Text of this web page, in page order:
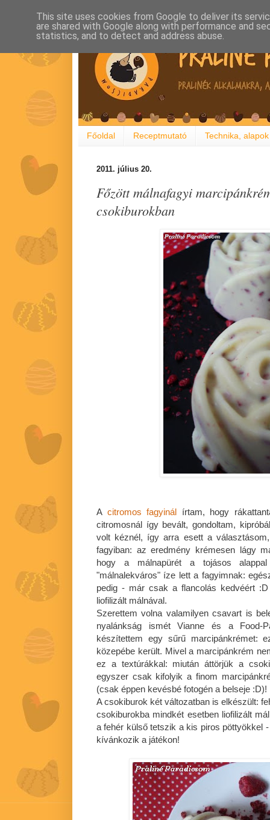
Főoldal Receptmutató Technika, alapok
2011. július 20.
Főzött málnafagyi
csokiburokban
A citromos fagyinál
írtam, hogy
citromosnál így bevált, gondoltam,
volt kéznél, így arra esett a
fagyiban: az eredmény krémesen lágy
hogy a málnapürét a tojásos
"málnalekváros" íze lett a fagyimnak:
pedig - már csak a flancolás kedvéért
liofilizált málnával.
Szerettem volna valamilyen csavart is
nyalánkság ismét Vianne és a Food-
készítettem egy sűrű marcipánkrémet:
közepébe került. Mivel a marcipánkrém
ez a textúrákkal: miután áttörjük a
egyszer csak kifolyik a finom
(csak éppen kevésbé fotogén a belseje :D)!
A csokiburok két változatban is elkészült:
csokiburokba mindkét esetben liofilizált
a fehér külső tetszik a kis piros pöttyökkel
kívánkozik a játékon!
This site uses cookies from Google to deliver its
are shared with Google along with performance and
statistics, and to detect and address abuse.